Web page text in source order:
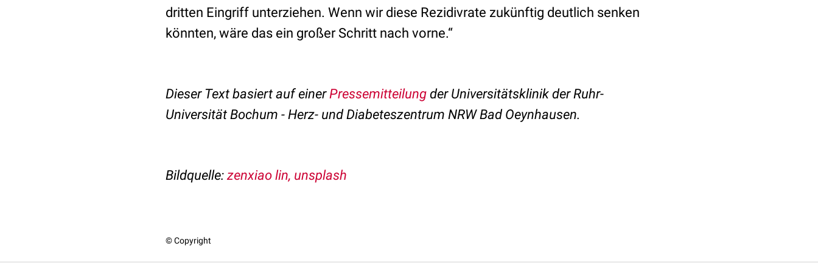
dritten Eingriff unterziehen. Wenn wir diese Rezidivrate zukünftig deutlich senken
könnten, wäre das ein großer Schritt nach vorne.“
Dieser Text basiert auf einerPressemitteilung der Universitätsklinik der Ruhr-
Universität Bochum - Herz- und Diabeteszentrum NRW Bad Oeynhausen.
Bildquelle:zenxiao lin, unsplash
© Copyright